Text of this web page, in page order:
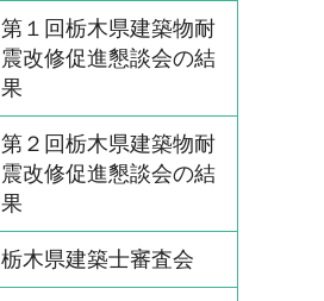
第１回栃木県建築物耐
震改修促進懇談会の結
果
第２回栃木県建築物耐
震改修促進懇談会の結
果
栃木県建築士審査会